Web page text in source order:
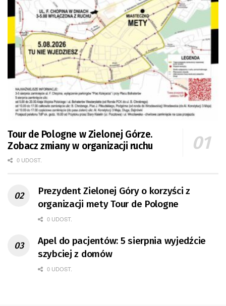
Tour de Pologne w Zielonej Górze.
Zobacz zmiany w organizacji ruchu
0 UDOST.
Prezydent Zielonej Góry o korzyści z
organizacji mety Tour de Pologne
0 UDOST.
Apel do pacjentów: 5 sierpnia wyjedźcie
szybciej z domów
0 UDOST.